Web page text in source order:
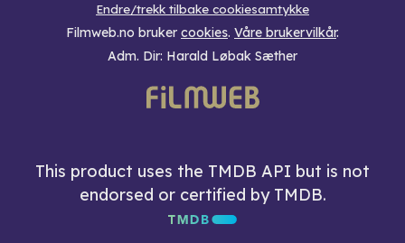
Endre/trekk tilbake cookiesamtykke
Filmweb.no bruker cookies. Våre brukervilkår.
Adm. Dir: Harald Løbak Sæther
This product uses the TMDB API but is not
endorsed or certified by TMDB.